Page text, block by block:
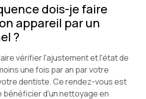
dois-je faire
appareil par un
?
vérifier l'ajustement et l'état de
une fois par an par votre
dentiste. Ce rendez-vous est
bénéficier d'un nettoyage en